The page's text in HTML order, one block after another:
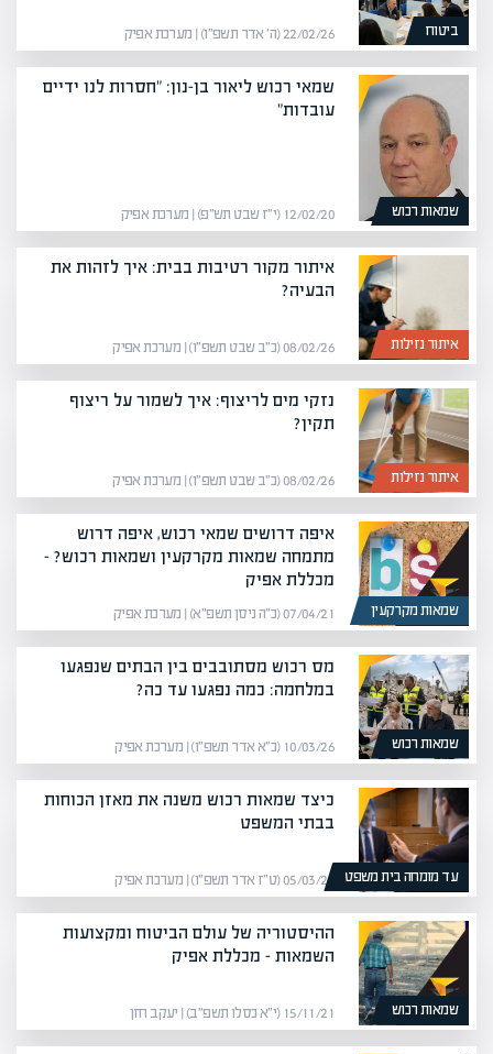
ביטוח 22/02/26 (ה׳ אדר תשפ״ו) | מערכת אפיק
שמאות רכוש
שמאי רכוש ליאור בן-נון: "חסרות לנו ידיים
עובדות"
12/02/20 (י״ז שבט תש״פ) | מערכת אפיק
איתור נזילות
איתור מקור רטיבות בבית: איך לזהות את
הבעיה?
08/02/26 (כ״ב שבט תשפ״ו) | מערכת אפיק
איתור נזילות
נזקי מים לריצוף: איך לשמור על ריצוף
תקין?
08/02/26 (כ״ב שבט תשפ״ו) | מערכת אפיק
שמאות מקרקעין
איפה דרושים שמאי רכוש, איפה דרוש
מתמחה שמאות מקרקעין ושמאות רכוש? –
מכללת אפיק
07/04/21 (כ״ה ניסן תשפ״א) | מערכת אפיק
שמאות רכוש
מס רכוש מסתובבים בין הבתים שנפגעו
במלחמה: כמה נפגעו עד כה?
10/03/26 (כ״א אדר תשפ״ו) | מערכת אפיק
עד מומחה בית משפט
כיצד שמאות רכוש משנה את מאזן הכוחות
בבתי המשפט
05/03/26 (ט״ז אדר תשפ״ו) | מערכת אפיק
שמאות רכוש
ההיסטוריה של עולם הביטוח ומקצועות
השמאות – מכללת אפיק
15/11/21 (י״א כסלו תשפ״ב) | יעקב חזן